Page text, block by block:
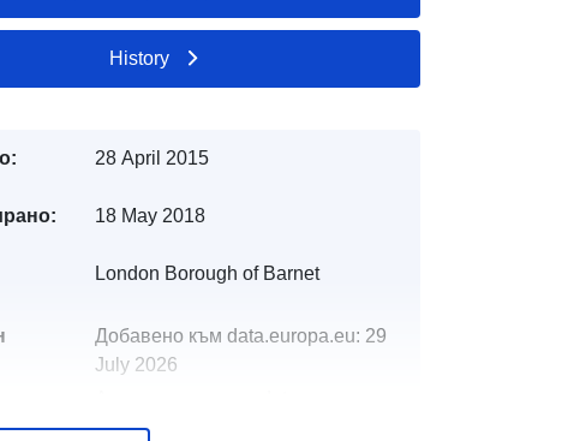
History
28 April 2015
18 May 2018
London Borough of Barnet
Добавено към data.europa.eu: 29
July 2026
30 July 2026